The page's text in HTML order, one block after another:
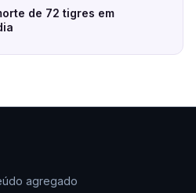
de 72 tigres em
agregado